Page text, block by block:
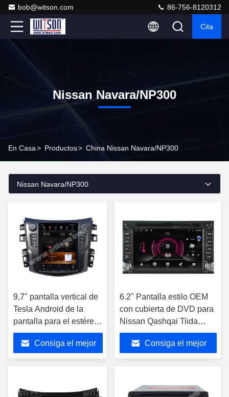
bob@witson.com 86-756-8120312
Cita
Nissan Navara/NP300
En Casa> Productos> China Nissan Navara/NP300
Nissan Navara/NP300
9,7" pantalla vertical de
Tesla Android de la
pantalla para el estéreo
2017-2022 del coche de
Nissan Navara Terra
NP300
Consiga el mejor
6.2" Pantalla estilo OEM
con cubierta de DVD para
Nissan Qashqai Tiida
Paladin Frontier Livana
Navara NP300
Consiga el mejor